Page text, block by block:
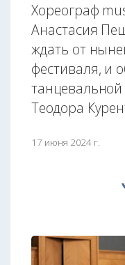
Хореограф
Анастасия
ждать от
фестиваля, и
Теодора
17 июня 2024 г.